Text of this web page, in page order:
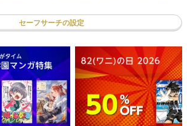
セーフサーチの設定